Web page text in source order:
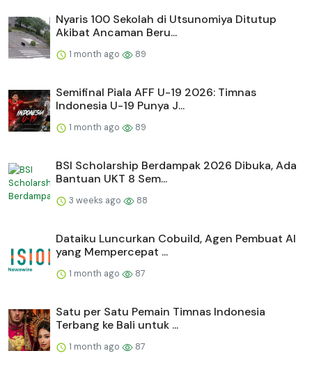
Nyaris 100 Sekolah di Utsunomiya Ditutup
Akibat Ancaman Beru...
1 month ago 89
Semifinal Piala AFF U-19 2026: Timnas
Indonesia U-19 Punya J...
1 month ago 89
BSI Scholarship Berdampak 2026 Dibuka, Ada
Bantuan UKT 8 Sem...
3 weeks ago 88
Dataiku Luncurkan Cobuild, Agen Pembuat AI
yang Mempercepat ...
1 month ago 87
Satu per Satu Pemain Timnas Indonesia
Terbang ke Bali untuk ...
1 month ago 87